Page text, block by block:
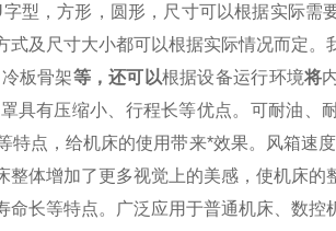
字型，方形，圆形，尺寸可以根据实际需
及尺寸大小都可以根据实际情况而定。
板骨架等，还可以根据设备运行环境将
具有压缩小、行程长等优点。可耐油、
特点，给机床的使用带来*效果。风箱速
体增加了更多视觉上的美感，使机床的
长等特点。广泛应用于普通机床、数控